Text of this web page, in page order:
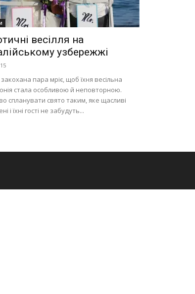
весілля на
узбережжі
пара мріє, щоб їхня весільна
стала особливою й неповторною.
спланувати свято таким, яке щасливі
і їхні гості не забудуть...